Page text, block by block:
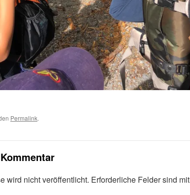
Permalink.
wird nicht veröffentlicht. Erforderliche Felder sind mit